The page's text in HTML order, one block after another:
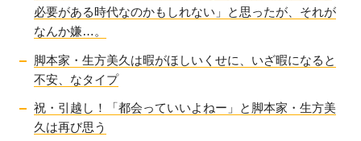
必要がある時代なのかもしれない」と思ったが、それが
なんか嫌…。
脚本家・生方美久は暇がほしいくせに、いざ暇になると
不安、なタイプ
祝・引越し！「都会っていいよねー」と脚本家・生方美
久は再び思う